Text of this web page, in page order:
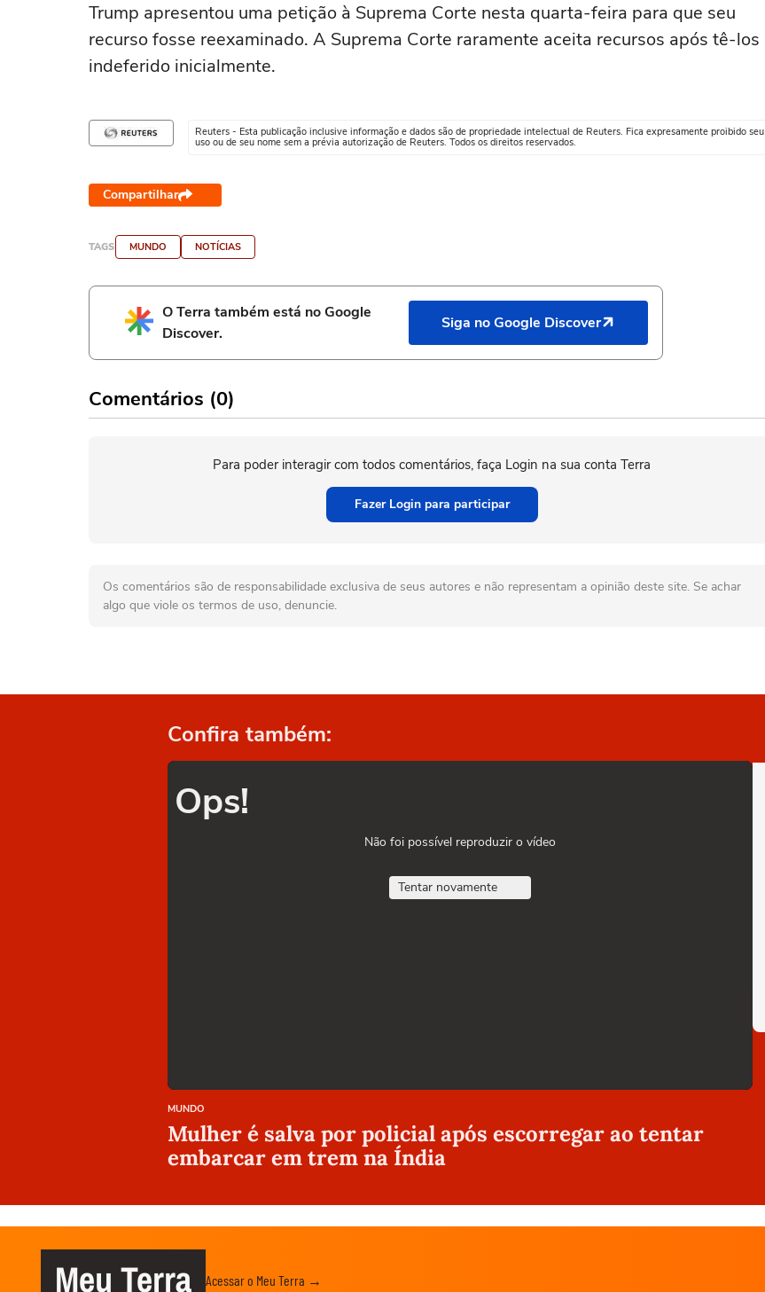
Trump apresentou uma petição à Suprema Corte nesta quarta-feira para que seu
recurso fosse reexaminado. A Suprema Corte raramente aceita recursos após tê-los
indeferido inicialmente.
Reuters - Esta publicação inclusive informação e dados são de propriedade intelectual de Reuters. Fica expresamente proibido seu
uso ou de seu nome sem a prévia autorização de Reuters. Todos os direitos reservados.
Compartilhar
TAGS MUNDO NOTÍCIAS
O Terra também está no Google
Discover.
Siga no Google Discover
Comentários (0)
Para poder interagir com todos comentários, faça Login na sua conta Terra
Fazer Login para participar
Os comentários são de responsabilidade exclusiva de seus autores e não representam a opinião deste site. Se achar
algo que viole os termos de uso, denuncie.
Confira também:
Ops!
Não foi possível reproduzir o vídeo
Tentar novamente
MUNDO
Mulher é salva por policial após escorregar ao tentar
embarcar em trem na Índia
Meu Terra Acessar o Meu Terra →